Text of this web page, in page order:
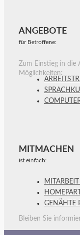
ANGEBOTE
für Betroffene:
Zum Einstieg in die
Möglichkeiten:
MITMACHEN
ist einfach:
GENÄHTE
Bleiben Sie